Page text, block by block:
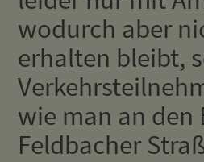
wodurch aber
erhalten bleibt,
wie man an den
Feldbacher